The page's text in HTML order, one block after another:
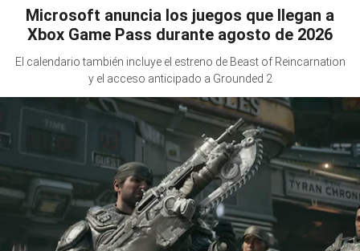
Microsoft anuncia los juegos que llegan a
Xbox Game Pass durante agosto de 2026
El calendario también incluye el estreno de Beast of Reincarnation
y el acceso anticipado a Grounded 2